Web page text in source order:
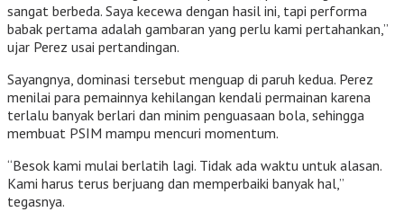
sangat berbeda. Saya kecewa dengan hasil ini, tapi performa
babak pertama adalah gambaran yang perlu kami pertahankan,”
ujar Perez usai pertandingan.
Sayangnya, dominasi tersebut menguap di paruh kedua. Perez
menilai para pemainnya kehilangan kendali permainan karena
terlalu banyak berlari dan minim penguasaan bola, sehingga
membuat PSIM mampu mencuri momentum.
“Besok kami mulai berlatih lagi. Tidak ada waktu untuk alasan.
Kami harus terus berjuang dan memperbaiki banyak hal,”
tegasnya.